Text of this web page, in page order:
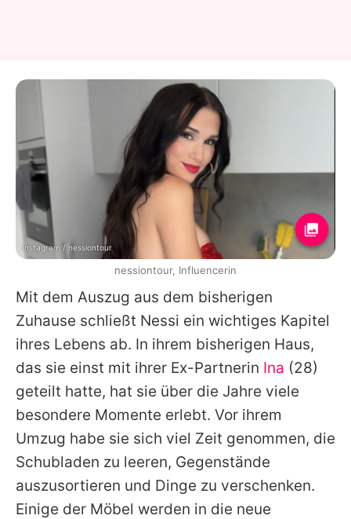
Mit dem Auszug aus dem bisherigen
Zuhause schließt Nessi ein wichtiges Kapitel
ihres Lebens ab. In ihrem bisherigen Haus,
das sie einst mit ihrer Ex-Partnerin Ina (28)
geteilt hatte, hat sie über die Jahre viele
besondere Momente erlebt. Vor ihrem
Umzug habe sie sich viel Zeit genommen, die
Schubladen zu leeren, Gegenstände
auszusortieren und Dinge zu verschenken.
Einige der Möbel werden in die neue
Instagram / nessiontour
nessiontour, Influencerin